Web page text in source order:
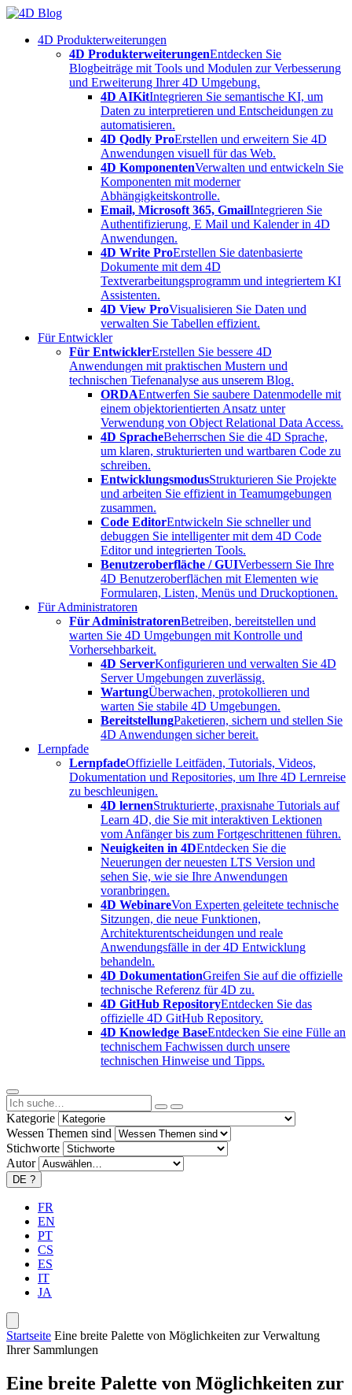
Skip
content4D Produkterweiterungen
4D ProdukterweiterungenEntdecken Sie
Blogbeiträge mit Tools und Modulen zur Verbesserung
und Erweiterung Ihrer 4D Umgebung.
4D AIKitIntegrieren Sie semantische KI, um
Daten zu interpretieren und Entscheidungen zu
automatisieren.
4D Qodly ProErstellen und erweitern Sie 4D
Anwendungen visuell für das Web.
4D KomponentenVerwalten und entwickeln Sie
Komponenten mit moderner
Abhängigkeitskontrolle.
Email, Microsoft 365, GmailIntegrieren Sie
Authentifizierung, E Mail und Kalender in 4D
Anwendungen.
4D Write ProErstellen Sie datenbasierte
Dokumente mit dem 4D
Textverarbeitungsprogramm und integriertem KI
Assistenten.
4D View ProVisualisieren Sie Daten und
verwalten Sie Tabellen effizient.
Für Entwickler
Für EntwicklerErstellen Sie bessere 4D
Anwendungen mit praktischen Mustern und
technischen Tiefenanalyse aus unserem Blog.
ORDAEntwerfen Sie saubere Datenmodelle mit
einem objektorientierten Ansatz unter
Verwendung von Object Relational Data Access.
4D SpracheBeherrschen Sie die 4D Sprache,
um klaren, strukturierten und wartbaren Code zu
schreiben.
EntwicklungsmodusStrukturieren Sie Projekte
und arbeiten Sie effizient in Teamumgebungen
zusammen.
Code EditorEntwickeln Sie schneller und
debuggen Sie intelligenter mit dem 4D Code
Editor und integrierten Tools.
Benutzeroberfläche / GUIVerbessern Sie Ihre
4D Benutzeroberflächen mit Elementen wie
Formularen, Listen, Menüs und Druckoptionen.
Für Administratoren
Für AdministratorenBetreiben, bereitstellen und
warten Sie 4D Umgebungen mit Kontrolle und
Vorhersehbarkeit.
4D ServerKonfigurieren und verwalten Sie 4D
Server Umgebungen zuverlässig.
WartungÜberwachen, protokollieren und
warten Sie stabile 4D Umgebungen.
BereitstellungPaketieren, sichern und stellen Sie
4D Anwendungen sicher bereit.
Lernpfade
LernpfadeOffizielle Leitfäden, Tutorials, Videos,
Dokumentation und Repositories, um Ihre 4D Lernreise
zu beschleunigen.
4D lernenStrukturierte, praxisnahe Tutorials auf
Learn 4D, die Sie mit interaktiven Lektionen
vom Anfänger bis zum Fortgeschrittenen führen.
Neuigkeiten in 4DEntdecken Sie die
Neuerungen der neuesten LTS Version und
sehen Sie, wie sie Ihre Anwendungen
voranbringen.
4D WebinareVon Experten geleitete technische
Sitzungen, die neue Funktionen,
Architekturentscheidungen und reale
Anwendungsfälle in der 4D Entwicklung
behandeln.
4D DokumentationGreifen Sie auf die offizielle
technische Referenz für 4D zu.
4D GitHub RepositoryEntdecken Sie das
offizielle 4D GitHub Repository.
4D Knowledge BaseEntdecken Sie eine Fülle an
technischem Fachwissen durch unsere
technischen Hinweise und Tipps.
Kategorie
Wessen Themen sind
Stichworte
Autor
DE ?
FR
EN
PT
CS
ES
IT
JA
Startseite Eine breite Palette von Möglichkeiten zur Verwaltung
Ihrer Sammlungen
Eine breite Palette von Möglichkeiten zur